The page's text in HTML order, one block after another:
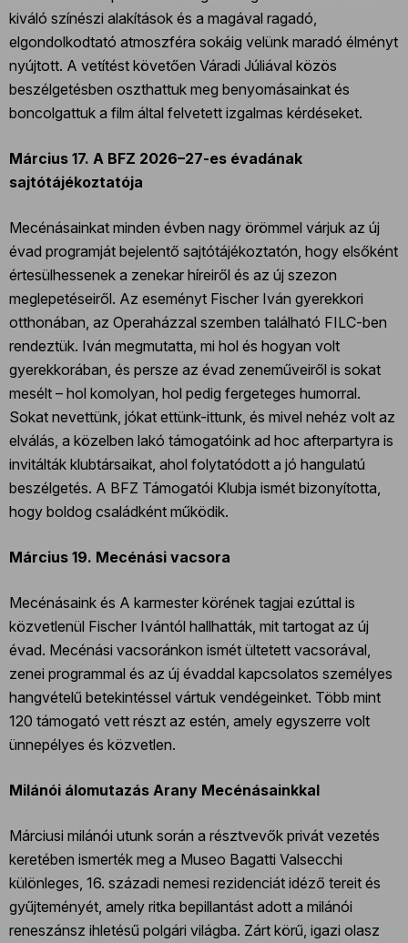
kiváló színészi alakítások és a magával ragadó,
elgondolkodtató atmoszféra sokáig velünk maradó élményt
nyújtott. A vetítést követően Váradi Júliával közös
beszélgetésben oszthattuk meg benyomásainkat és
boncolgattuk a film által felvetett izgalmas kérdéseket.
Március 17. A BFZ 2026–27-es évadának
sajtótájékoztatója
Mecénásainkat minden évben nagy örömmel várjuk az új
évad programját bejelentő sajtótájékoztatón, hogy elsőként
értesülhessenek a zenekar híreiről és az új szezon
meglepetéseiről. Az eseményt Fischer Iván gyerekkori
otthonában, az Operaházzal szemben található FILC-ben
rendeztük. Iván megmutatta, mi hol és hogyan volt
gyerekkorában, és persze az évad zeneműveiről is sokat
mesélt – hol komolyan, hol pedig fergeteges humorral.
Sokat nevettünk, jókat ettünk-ittunk, és mivel nehéz volt az
elválás, a közelben lakó támogatóink ad hoc afterpartyra is
invitálták klubtársaikat, ahol folytatódott a jó hangulatú
beszélgetés. A BFZ Támogatói Klubja ismét bizonyította,
hogy boldog családként működik.
Március 19. Mecénási vacsora
Mecénásaink és A karmester körének tagjai ezúttal is
közvetlenül Fischer Ivántól hallhatták, mit tartogat az új
évad. Mecénási vacsoránkon ismét ültetett vacsorával,
zenei programmal és az új évaddal kapcsolatos személyes
hangvételű betekintéssel vártuk vendégeinket. Több mint
120 támogató vett részt az estén, amely egyszerre volt
ünnepélyes és közvetlen.
Milánói álomutazás Arany Mecénásainkkal
Márciusi milánói utunk során a résztvevők privát vezetés
keretében ismerték meg a Museo Bagatti Valsecchi
különleges, 16. századi nemesi rezidenciát idéző tereit és
gyűjteményét, amely ritka bepillantást adott a milánói
reneszánsz ihletésű polgári világba. Zárt körű, igazi olasz